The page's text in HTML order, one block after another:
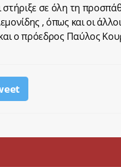
σε όλη τη
, όπως και οι
ο πρόεδρος Παύλος